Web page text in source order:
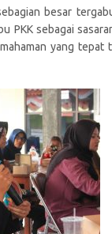
besar
PKK sebagai
yang